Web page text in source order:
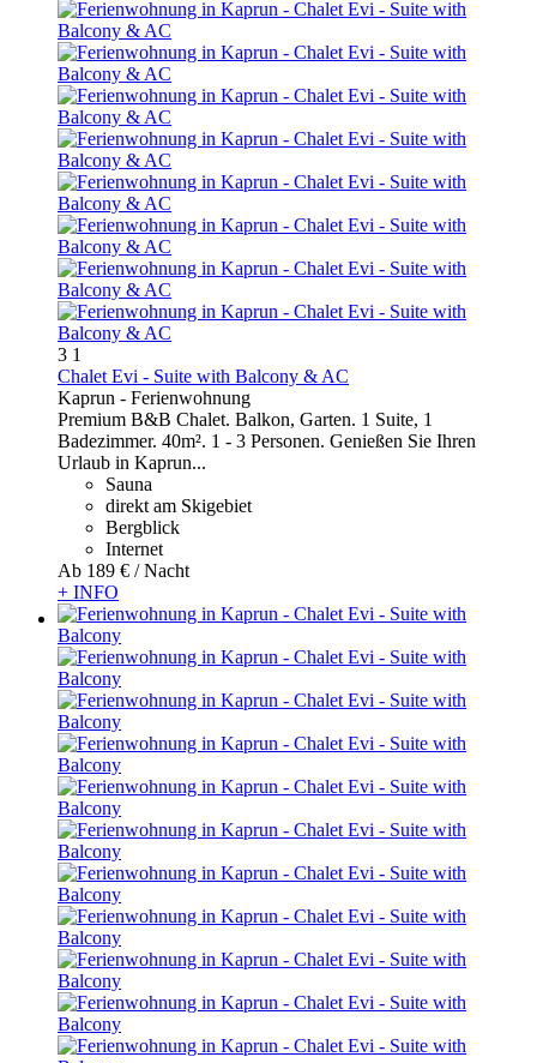
3 1
Chalet Evi - Suite with Balcony & AC
Kaprun - Ferienwohnung
Premium B&B Chalet. Balkon, Garten. 1 Suite, 1
Badezimmer. 40m². 1 - 3 Personen. Genießen Sie Ihren
Urlaub in Kaprun...
Sauna
direkt am Skigebiet
Bergblick
Internet
Ab 189 € / Nacht
+ INFO